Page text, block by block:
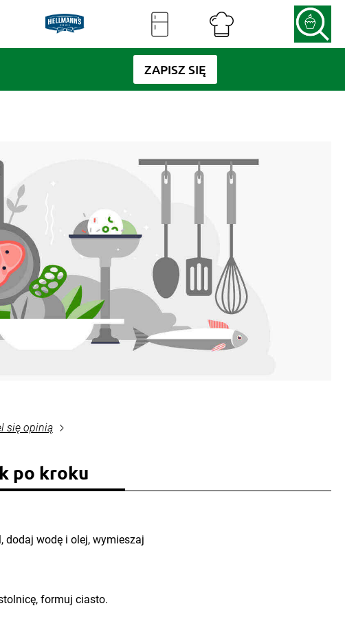
ZAPISZ SIĘ
się opinią
po kroku
dodaj wodę i olej, wymieszaj
formuj ciasto.